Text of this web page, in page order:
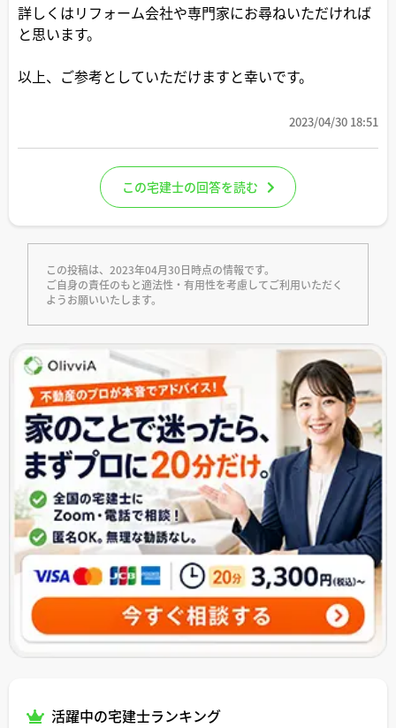
詳しくはリフォーム会社や専門家にお尋ねいただければ
と思います。
以上、ご参考としていただけますと幸いです。
2023/04/30 18:51
この宅建士の回答を読む
この投稿は、2023年04月30日時点の情報です。
ご自身の責任のもと適法性・有用性を考慮してご利用いただく
ようお願いいたします。
活躍中の宅建士ランキング